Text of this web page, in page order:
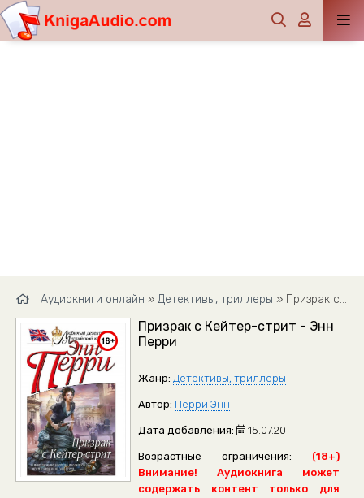
Аудиокниги онлайн » Детективы, триллеры » Призрак с Кейтер-стрит - Энн Перри
Призрак с Кейтер-стрит - Энн
Перри
Жанр: Детективы, триллеры
Автор: Перри Энн
Дата добавления: 15.07.20
Возрастные ограничения:
(18+)
Внимание! Аудиокнига может
содержать контент только для